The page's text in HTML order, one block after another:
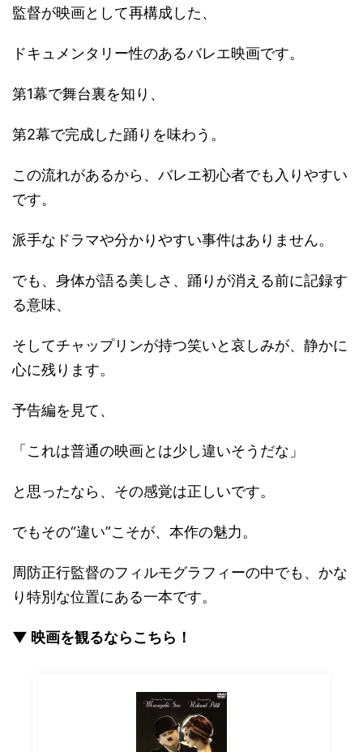
監督が映画として再構成した、
ドキュメンタリー性のあるバレエ映画です。
第1幕で舞台裏を知り、
第2幕で完成した踊りを味わう。
この流れがあるから、バレエ初心者でも入りやすい
です。
派手なドラマや分かりやすい事件はありません。
でも、身体が語る美しさ、踊りが消える前に記録す
る意味、
そしてチャップリンが持つ笑いと哀しみが、静かに
心に残ります。
予告編を見て、
「これは普通の映画とは少し違いそうだな」
と思ったなら、その感覚は正しいです。
でもその“違い”こそが、本作の魅力。
周防正行監督のフィルモグラフィーの中でも、かな
り特別な位置にある一本です。
▼ 映画を観るならこちら！